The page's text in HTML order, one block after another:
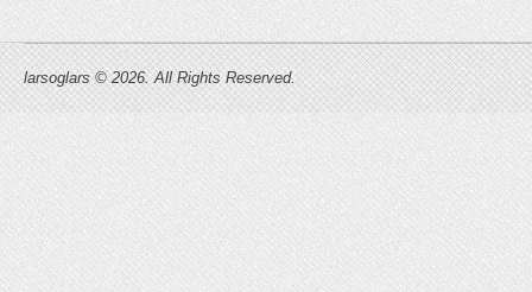
larsoglars © 2026. All Rights Reserved.